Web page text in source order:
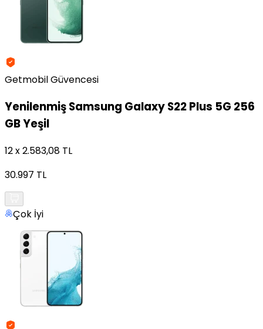
Getmobil Güvencesi
YenilenmişSamsung Galaxy S22 Plus 5G 256
GB Yeşil
12 x 2.583,08 TL
30.997 TL
Çok İyi